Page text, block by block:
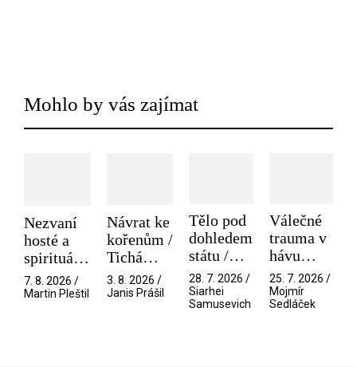
Mohlo by vás zajímat
Nezvaní
hosté a
spirituální
narušitelé
z vesmíru
7. 8. 2026 /
Martin Pleštil
Návrat ke
kořenům /
Tichá
přítelkyně
3. 8. 2026 /
Janis Prášil
Tělo pod
dohledem
státu /
Pramen
28. 7. 2026 /
Siarhei
Samusevich
Válečné
trauma v
hávu
spektáklu
/ Odyssea
25. 7. 2026 /
Mojmír
Sedláček